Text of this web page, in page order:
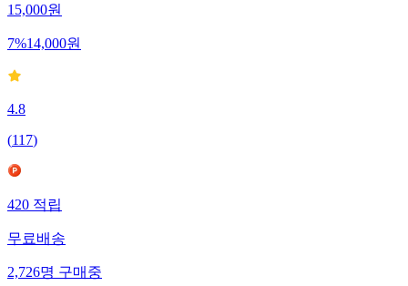
15,000원
7%14,000원
4.8
(117)
420 적립
무료배송
2,726명 구매중